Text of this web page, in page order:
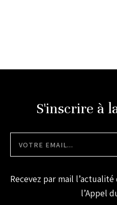
S'inscrire à
Recevez par mail
l’Appel